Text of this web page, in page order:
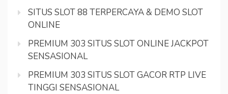
SITUS SLOT 88 TERPERCAYA & DEMO SLOT
ONLINE
PREMIUM 303 SITUS SLOT ONLINE JACKPOT
SENSASIONAL
PREMIUM 303 SITUS SLOT GACOR RTP LIVE
TINGGI SENSASIONAL